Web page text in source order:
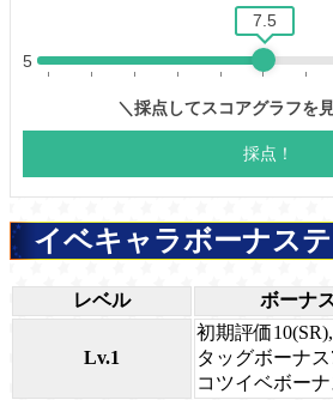
イベキャラボーナス
レベル ボーナ
Lv.1
初期評価
タッグボーナス
コツイベボー